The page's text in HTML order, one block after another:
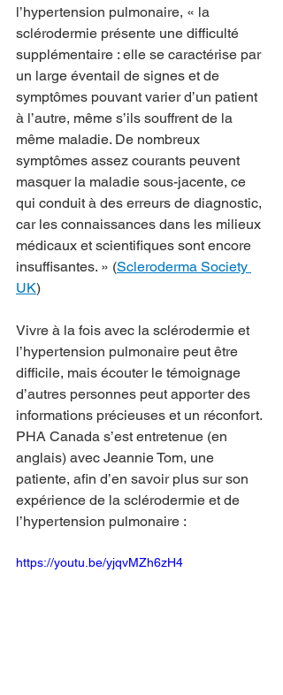
l’hypertension pulmonaire, « la
sclérodermie présente une difficulté
supplémentaire : elle se caractérise par
un large éventail de signes et de
symptômes pouvant varier d’un patient
à l’autre, même s’ils souffrent de la
même maladie. De nombreux
symptômes assez courants peuvent
masquer la maladie sous-jacente, ce
qui conduit à des erreurs de diagnostic,
car les connaissances dans les milieux
médicaux et scientifiques sont encore
insuffisantes. » (Scleroderma Society
UK)
Vivre à la fois avec la sclérodermie et
l’hypertension pulmonaire peut être
difficile, mais écouter le témoignage
d’autres personnes peut apporter des
informations précieuses et un réconfort.
PHA Canada s’est entretenue (en
anglais) avec Jeannie Tom, une
patiente, afin d’en savoir plus sur son
expérience de la sclérodermie et de
l’hypertension pulmonaire :
https://youtu.be/yjqvMZh6zH4